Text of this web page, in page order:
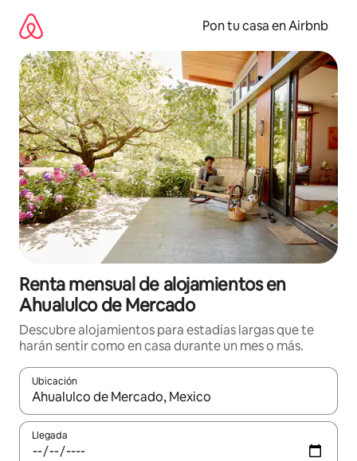
contenido
Pon tu casa en Airbnb
Renta mensual de alojamientos en
Ahualulco de Mercado
Descubre alojamientos para estadías largas que te
harán sentir como en casa durante un mes o más.
Ubicación
Cuando los resultados estén disponibles, navega con las
Llegada